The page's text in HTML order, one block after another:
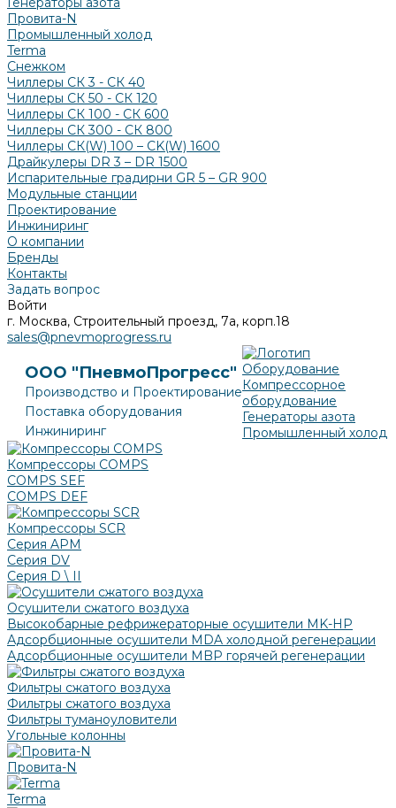
Провита-N
Промышленный холод
Terma
Снежком
Чиллеры СК 3 - СК 40
Чиллеры СК 50 - СК 120
Чиллеры СК 100 - СК 600
Чиллеры СК 300 - СК 800
Чиллеры СК(W) 100 – CK(W) 1600
Драйкулеры DR 3 – DR 1500
Испарительные градирни GR 5 – GR 900
Модульные станции
Проектирование
Инжиниринг
О компании
Бренды
Контакты
Задать вопрос
Войти
г. Москва, Строительный проезд, 7а, корп.18
sales@pnevmoprogress.ru
ООО "ПневмоПрогресс"
Производство и Проектирование
Поставка оборудования
Инжиниринг
Оборудование
Компрессорное
оборудование
Генераторы азота
Промышленный холод
Компрессоры COMPS
COMPS SEF
COMPS DEF
Компрессоры SCR
Серия APM
Серия DV
Серия D \ II
Осушители сжатого воздуха
Высокобарные рефрижераторные осушители MK-HP
Адсорбционные осушители MDA холодной регенерации
Адсорбционные осушители MBP горячей регенерации
Фильтры сжатого воздуха
Фильтры сжатого воздуха
Фильтры туманоуловители
Угольные колонны
Провита-N
Terma